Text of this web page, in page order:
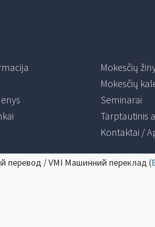
Mokesčių
Mokesčių
Seminarai
Tarptautinis
Kontaktai /
перевод / VMI Машинний переклад (